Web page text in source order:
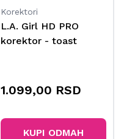
Korektori
L.A. Girl HD PRO
korektor - toast
1.099,00 RSD
KUPI ODMAH